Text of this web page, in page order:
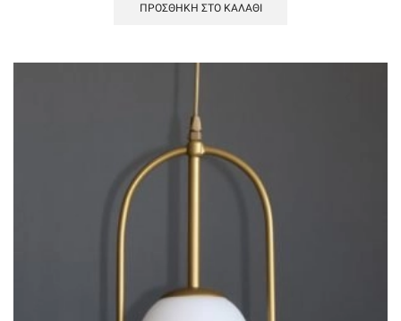
ΠΡΟΣΘΉΚΗ ΣΤΟ ΚΑΛΆΘΙ